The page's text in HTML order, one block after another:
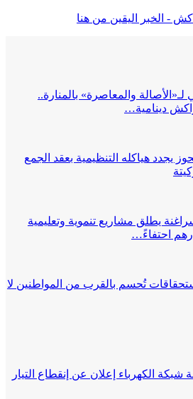
- الخبر اليقين من هنا
والمعاصرة» بالمنارة..
دينامية…
يجدد هياكله التنظيمية بعقد الجمع
يطلق مشاريع تنموية وتعليمية
تُحسم بالقرب من المواطنين لا
الكهرباء إعلان عن إنقطاع التيار